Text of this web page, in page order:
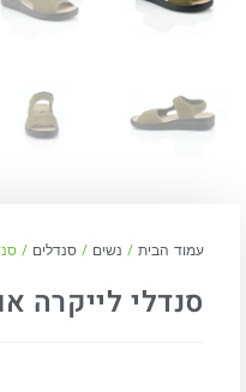
עמוד הבית / נשים / סנדלים /
סנדלי לייקרה